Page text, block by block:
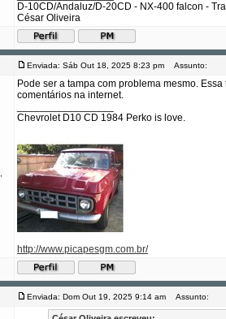
D-10CD/Andaluz/D-20CD - NX-400 falcon -
César Oliveira
Enviada: Sáb Out 18, 2025 8:23 pm Assunto:
Pode ser a tampa com problema mesmo.
comentários na internet.
Chevrolet D10 CD 1984 Perko is love.
http://www.picapesgm.com.br/
Enviada: Dom Out 19, 2025 9:14 am Assunto: